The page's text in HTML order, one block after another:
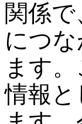
関係
につ
ます
情報